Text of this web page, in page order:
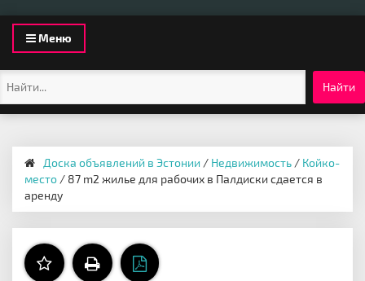
Toggle
navigation
Меню
Найти
Доска объявлений в Эстонии / Недвижимость / Койко-
место / 87 m2 жилье для рабочих в Палдиски сдается в
аренду